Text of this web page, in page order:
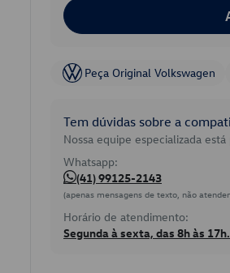
Peça Original Volkswagen
Tem dúvidas sobre a
Nossa equipe especializada
Whatsapp:
(41) 99125-2143
(apenas mensagens de texto, não
Horário de atendimento:
Segunda à sexta, das 8h às 17h.